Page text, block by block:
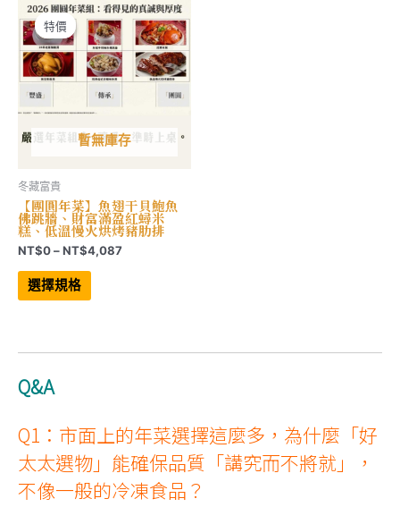
式。
可
在
產
品
頁
面
選
擇
項
特價
暫無庫存
特價
冬藏富貴
【團圓年菜】魚翅干貝鮑魚
佛跳牆、財富滿盈紅蟳米
糕、低溫慢火烘烤豬肋排
NT$0–NT$4,087價
選擇規格
此
品
式。
面
選
擇
選
項
Q&A
Q1：市面上的年菜選擇這麼多，為什麼「好
太太選物」能確保品質「講究而不將就」，
不像一般的冷凍食品？